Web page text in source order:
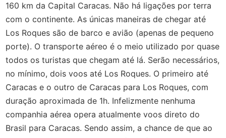
160 km da Capital Caracas. Não há ligações por terra
com o continente. As únicas maneiras de chegar até
Los Roques são de barco e avião (apenas de pequeno
porte). O transporte aéreo é o meio utilizado por quase
todos os turistas que chegam até lá. Serão necessários,
no mínimo, dois voos até Los Roques. O primeiro até
Caracas e o outro de Caracas para Los Roques, com
duração aproximada de 1h. Infelizmente nenhuma
companhia aérea opera atualmente voos direto do
Brasil para Caracas. Sendo assim, a chance de que ao